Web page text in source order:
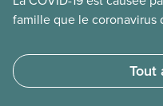
famille que le coronavirus
Tout